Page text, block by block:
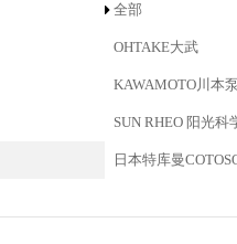
全部
OHTAKE大武
KAWAMOTO川本泵
SUN RHEO 阳光科
日本特库曼